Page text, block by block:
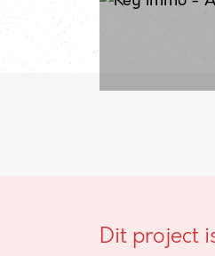
Dit project